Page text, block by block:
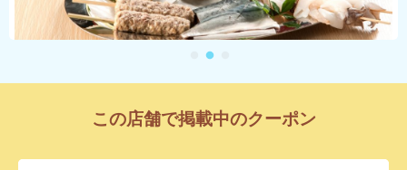
この店舗で掲載中のクーポン